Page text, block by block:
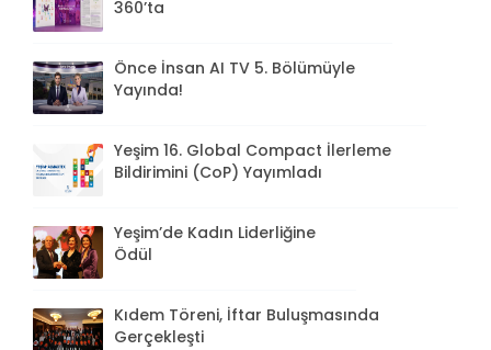
360’ta
Önce İnsan AI TV 5. Bölümüyle
Yayında!
Yeşim 16. Global Compact İlerleme
Bildirimini (CoP) Yayımladı
Yeşim’de Kadın Liderliğine
Ödül
Kıdem Töreni, İftar Buluşmasında
Gerçekleşti